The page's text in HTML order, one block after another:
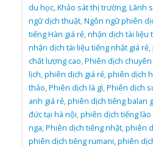
du học,Khảo sát thị trường,Lãnh
ngữ dịch thuật,Ngôn ngữ phiên
tiếng Hàn giá rẻ,nhận dịch tài liệu
nhận dịch tài liệu tiếng nhật giá rẻ,
chất lượng cao,Phiên dịch
lịch,phiên dịch giá rẻ,phiên dịch
thảo,Phiên dịch là gì,Phiên dịch
anh giá rẻ,phiên dịch tiếng balan
đức tại hà nội,phiên dịch tiếng lào
nga,Phiên dịch tiếng nhật,phiên
phiên dịch tiếng rumani,phiên